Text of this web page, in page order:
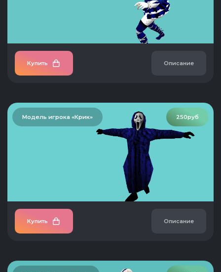
Купить Описание
250руб
Модель игрока «Крик»
Купить Описание